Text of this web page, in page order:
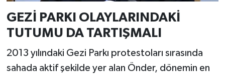
GEZİ PARKI OLAYLARINDAKİ
TUTUMU DA TARTIŞMALI
2013 yılındaki Gezi Parkı protestoları sırasında
sahada aktif şekilde yer alan Önder, dönemin en